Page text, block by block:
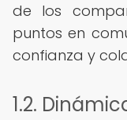
de los
puntos en
confianza y
1.2.